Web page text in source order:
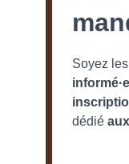
Soyez les
dédié